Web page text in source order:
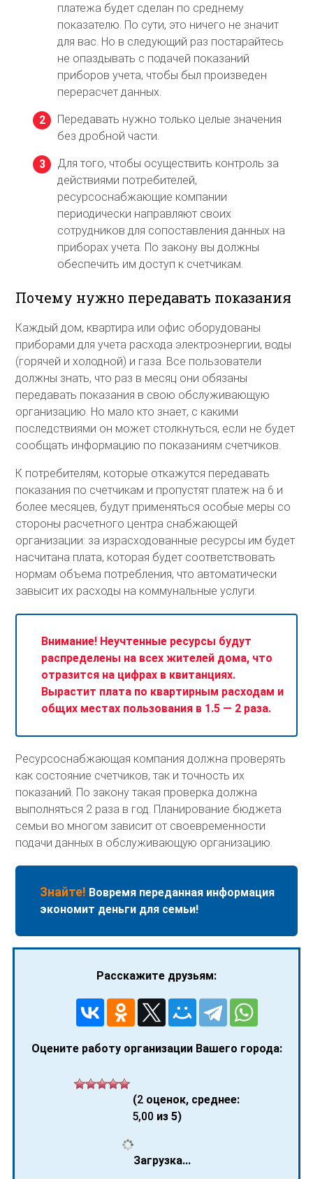
платежа будет сделан по среднему
показателю. По сути, это ничего не значит
для вас. Но в следующий раз постарайтесь
не опаздывать с подачей показаний
приборов учета, чтобы был произведен
перерасчет данных.
Передавать нужно только целые значения
без дробной части.
Для того, чтобы осуществить контроль за
действиями потребителей,
ресурсоснабжающие компании
периодически направляют своих
сотрудников для сопоставления данных на
приборах учета. По закону вы должны
обеспечить им доступ к счетчикам.
Почему нужно передавать показания
Каждый дом, квартира или офис оборудованы
приборами для учета расхода электроэнергии, воды
(горячей и холодной) и газа. Все пользователи
должны знать, что раз в месяц они обязаны
передавать показания в свою обслуживающую
организацию. Но мало кто знает, с какими
последствиями он может столкнуться, если не будет
сообщать информацию по показаниям счетчиков.
К потребителям, которые откажутся передавать
показания по счетчикам и пропустят платеж на 6 и
более месяцев, будут применяться особые меры со
стороны расчетного центра снабжающей
организации: за израсходованные ресурсы им будет
насчитана плата, которая будет соответствовать
нормам объема потребления, что автоматически
завысит их расходы на коммунальные услуги.
Внимание! Неучтенные ресурсы будут
распределены на всех жителей дома, что
отразится на цифрах в квитанциях.
Вырастит плата по квартирным расходам и
общих местах пользования в 1.5 — 2 раза.
Ресурсоснабжающая компания должна проверять
как состояние счетчиков, так и точность их
показаний. По закону такая проверка должна
выполняться 2 раза в год. Планирование бюджета
семьи во многом зависит от своевременности
подачи данных в обслуживающую организацию.
Знайте! Вовремя переданная информация
экономит деньги для семьи!
Расскажите друзьям:
Оцените работу организации Вашего города:
(2оценок, среднее:
5,00 из 5)
Загрузка...